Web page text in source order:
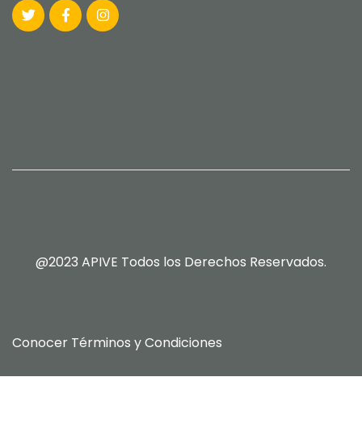
@2023 APIVE Todos los Derechos Reservados.
Conocer Términos y Condiciones